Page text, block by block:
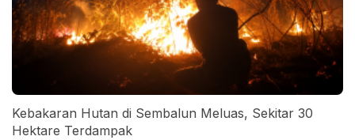
Kebakaran Hutan di Sembalun Meluas, Sekitar 30
Hektare Terdampak